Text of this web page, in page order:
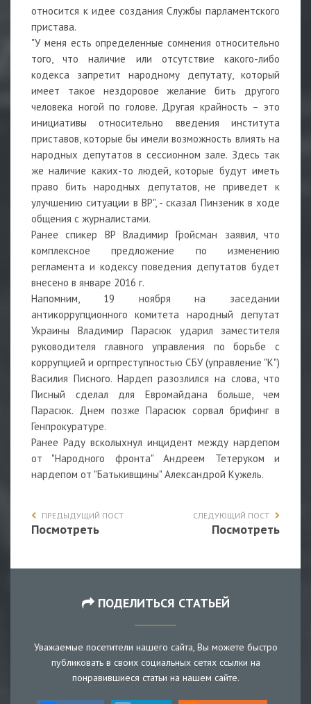
относится к идее создания Службы парламентского
пристава.
"У меня есть определенные сомнения относительно
того, что наличие или отсутствие какого-либо
кодекса запретит народному депутату, который
имеет такое нездоровое желание бить другого
человека ногой по голове. Другая крайность – это
инициативы относительно введения института
приставов, которые бы имели возможность влиять на
народных депутатов в сессионном зале. Здесь так
же наличие каких-то людей, которые будут иметь
право бить народных депутатов, не приведет к
улучшению ситуации в ВР", - сказал Пинзеник в ходе
общения с журналистами.
Ранее спикер ВР Владимир Гройсман заявил, что
комплексное предложение по изменению
регламента и кодексу поведения депутатов будет
внесено в январе 2016 г.
Напомним, 19 ноября на заседании
антикоррупционного комитета народный депутат
Украины Владимир Парасюк ударил заместителя
руководителя главного управления по борьбе с
коррупцией и оргпреступностью СБУ (управление "К")
Василия Писного. Нардеп разозлился на слова, что
Писный сделал для Евромайдана больше, чем
Парасюк. Днем позже Парасюк сорвал брифинг в
Генпрокуратуре.
Ранее Раду всколыхнул инцидент между нардепом
от "Народного фронта" Андреем Тетеруком и
нардепом от "Батькивщины" Александрой Кужель.
ПРЕДЫДУЩИЙ ПОСТ
Посмотреть
СЛЕДУЮЩИЙ ПОСТ
Посмотреть
ПОДЕЛИТЬСЯ СТАТЬЕЙ
Уважаемые посетители нашего сайта, Вы можете быстро
публиковать в своих социальных сетях ссылки на
понравившиеся статьи на нашем сайте.